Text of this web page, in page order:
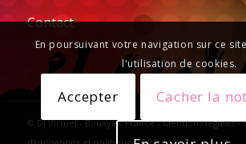
Contact
© DJ Virtuel - Bouaye - France -Mentions légales-
En poursuivant votre navigation sur ce
l'utilisation de cookies.
Accepter Cacher la